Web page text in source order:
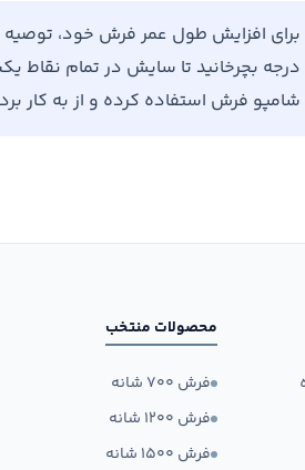
درجه بچرخانید تا سایش در تمام نقاط
شامپو فرش استفاده کرده و از به کار
محصولات منتخب
فرش ۷۰۰ شانه
فرش ۱۲۰۰ شانه
فرش ۱۵۰۰ شانه